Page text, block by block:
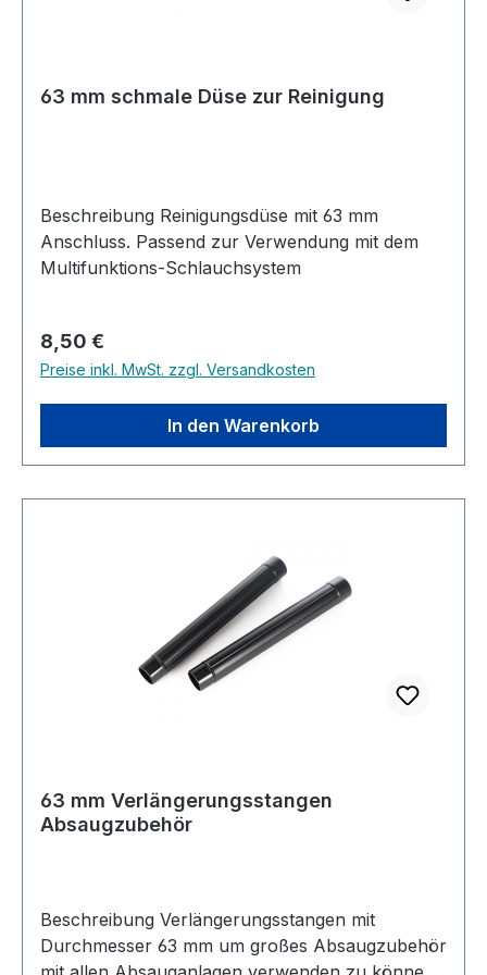
63 mm schmale Düse zur Reinigung
Beschreibung Reinigungsdüse mit 63 mm
Anschluss. Passend zur Verwendung mit dem
Multifunktions-Schlauchsystem
Regulärer Preis:
8,50 €
Preise inkl. MwSt. zzgl. Versandkosten
In den Warenkorb
63 mm Verlängerungsstangen
Absaugzubehör
Beschreibung Verlängerungsstangen mit
Durchmesser 63 mm um großes Absaugzubehör